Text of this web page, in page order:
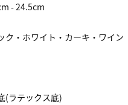
- 24.5cm
ク・ホワイト・カーキ・ワイン
(ラテックス底)